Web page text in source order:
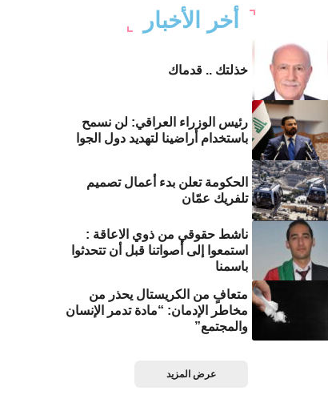
أخر الأخبار
خذلتك .. قدماك
رئيس الوزراء العراقي: لن نسمح
باستخدام أراضينا لتهديد دول الجوا
الحكومة تعلن بدء أعمال تصميم
تلفريك عمّان
ناشط حقوقي من ذوي الاعاقة :
استمعوا إلى أصواتنا قبل أن تتحدثوا
باسمنا
متعافٍ من الكريستال يحذر من
مخاطر الإدمان: “مادة تدمر الإنسان
والمجتمع”
عرض المزيد